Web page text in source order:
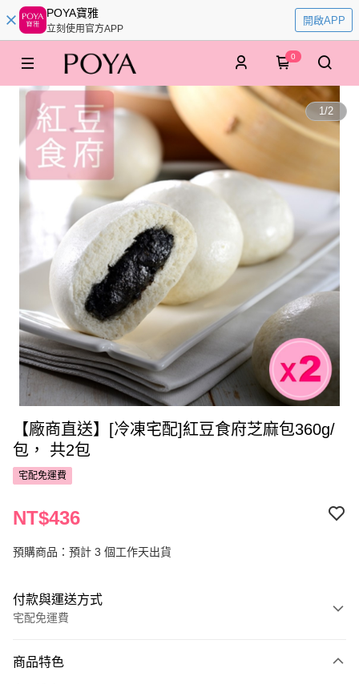
POYA寶雅
立刻使用官方APP
開啟APP
0
1/2
【廠商直送】[冷凍宅配]紅豆食府芝麻包360g/
包， 共2包
宅配免運費
NT$436
預購商品：預計 3 個工作天出貨
付款與運送方式
宅配免運費
POYA支付
商品特色